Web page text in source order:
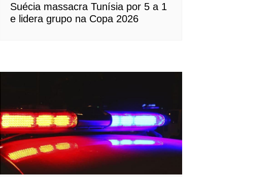
Suécia massacra Tunísia por 5 a 1
e lidera grupo na Copa 2026